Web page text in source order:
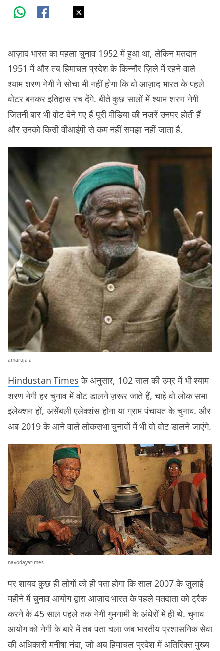
आज़ाद भारत का पहला चुनाव 1952 में हुआ था, लेकिन मतदान
1951 में और तब हिमाचल प्रदेश के किन्नौर ज़िले में रहने वाले
श्याम शरण नेगी ने सोचा भी नहीं होगा कि वो आज़ाद भारत के पहले
वोटर बनकर इतिहास रच देंगे. बीते कुछ सालों में श्याम शरण नेगी
जितनी बार भी वोट देने गए हैं पूरी मीडिया की नज़रें उनपर होती हैं
और उनको किसी वीआईपी से कम नहीं समझा नहीं जाता है.
amarujala
Hindustan Times के अनुसार, 102 साल की उम्र में भी श्याम
शरण नेगी हर चुनाव में वोट डालने ज़रूर जाते हैं, चाहे वो लोक सभा
इलेक्शन हों, असेंबली एलेक्शंस होना या ग्राम पंचायत के चुनाव. और
अब 2019 के आने वाले लोकसभा चुनावों में भी वो वोट डालने जाएंगे.
navodayatimes
पर शायद कुछ ही लोगों को ही पता होगा कि साल 2007 के जुलाई
महीने में चुनाव आयोग द्वारा आज़ाद भारत के पहले मतदाता को ट्रैक
करने के 45 साल पहले तक नेगी गुमनामी के अंधेरों में ही थे. चुनाव
आयोग को नेगी के बारे में तब पता चला जब भारतीय प्रशासनिक सेवा
की अधिकारी मनीषा नंदा, जो अब हिमाचल प्रदेश में अतिरिक्त मुख्य